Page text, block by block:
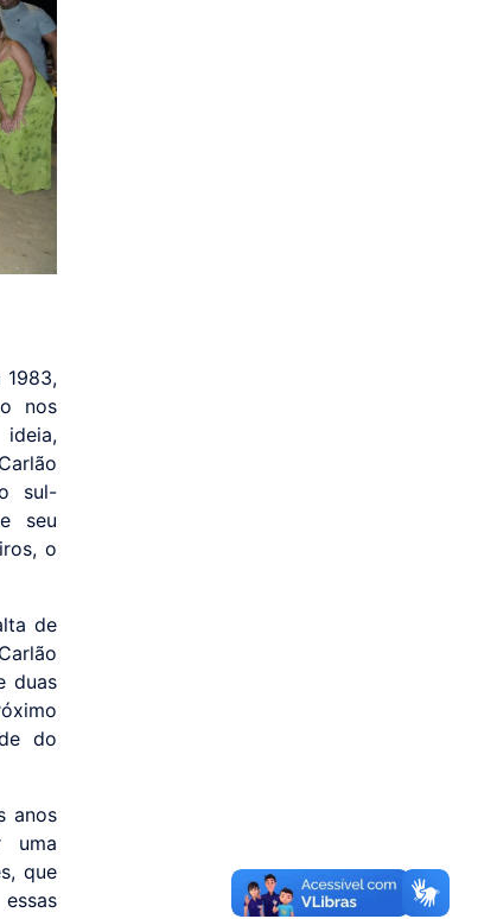
1983,
nos
sul-
seu
o
de
duas
do
anos
uma
que